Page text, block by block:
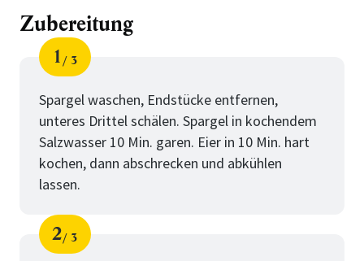
Zubereitung
Schritt
1
von
3
Spargel waschen, Endstücke entfernen,
unteres Drittel schälen. Spargel in kochendem
Salzwasser 10 Min. garen. Eier in 10 Min. hart
kochen, dann abschrecken und abkühlen
lassen.
Schritt
2
von
3